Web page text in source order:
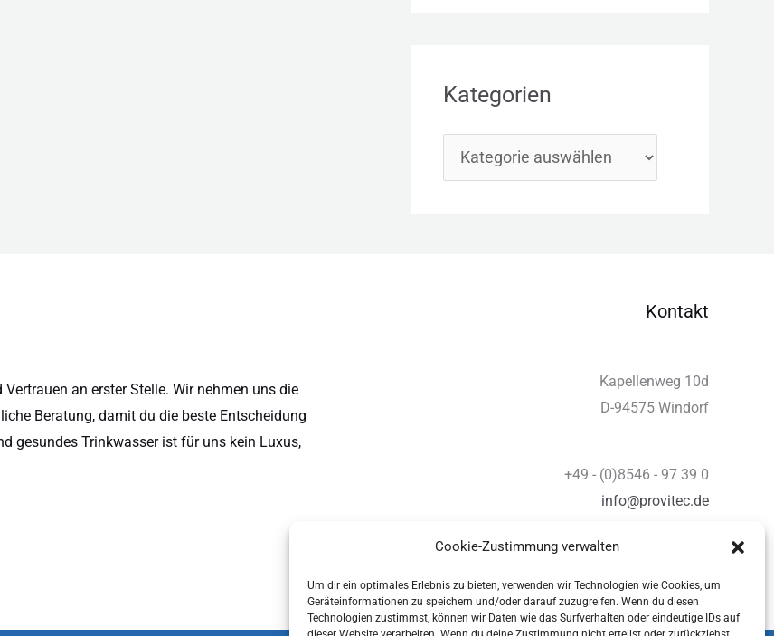
Cookie-Zustimmung verwalten
Um dir ein optimales Erlebnis zu bieten, verwenden wir Technologien wie Cookies, um
Geräteinformationen zu speichern und/oder darauf zuzugreifen. Wenn du diesen
Technologien zustimmst, können wir Daten wie das Surfverhalten oder eindeutige IDs auf
Kategorien
an erster Stelle. Wir nehmen uns die
Beratung, damit du die beste Entscheidung
gesundes Trinkwasser ist für uns kein Luxus,
Kontakt
Kapellenweg 10d
D-94575 Windorf
+49 - (0)8546 - 97 39 0
info@provitec.de